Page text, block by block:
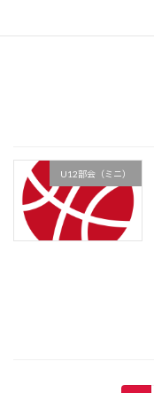
U12部会（ミニ）